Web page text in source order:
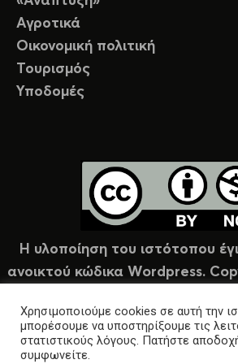
Αγροτικά
Οικονομική πολιτική
Τουρισμός
Υποδομές
Η υλοποίηση του ιστότοπου
ανοικτού κώδικα Wordpress.
Χρησιμοποιούμε cookies σε αυτή την
μπορέσουμε να υποστηρίξουμε τις
στατιστικούς λόγους. Πατήστε
συμφωνείτε.